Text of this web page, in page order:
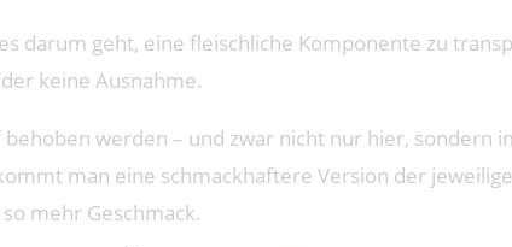
darum geht, eine fleischliche Komponente zu
keine Ausnahme.
werden – und zwar nicht nur hier, sondern
man eine schmackhaftere Version der
mehr Geschmack.